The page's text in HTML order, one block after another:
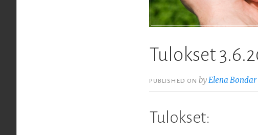
Tulokset
PUBLISHED ONby Elena Bondar
Tulokset: